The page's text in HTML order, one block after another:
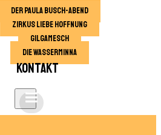
der Paula Busch-Abend
Zirkus Liebe Hoffnung
Gilgamesch
die Wasserminna
Kontakt